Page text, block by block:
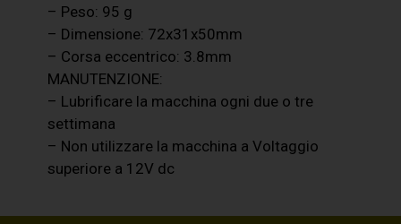
– Peso: 95 g
– Dimensione: 72x31x50mm
– Corsa eccentrico: 3.8mm
MANUTENZIONE:
– Lubrificare la macchina ogni due o tre
settimana
– Non utilizzare la macchina a Voltaggio
superiore a 12V dc